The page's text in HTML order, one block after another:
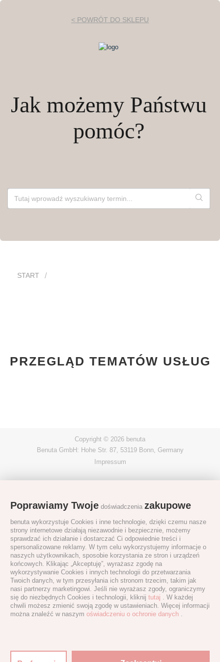
< POWRÓT DO SKLEPU
Jak możemy Państwu
pomóc?
START
PRZEGLĄD TEMATÓW USŁUG
Copyright © 2026 benuta
Benuta GmbH: Hohe Str. 87, 53119 Bonn, Germany
Impressum
Poprawiamy Twoje doświadczenia zakupowe
benuta wykorzystuje Cookies i inne technologie, dzięki czemu nasze
strony internetowe działają niezawodnie i bezpiecznie, możemy
sprawdzać ich działanie i dostarczać Ci odpowiednie treści i
spersonalizowane reklamy. W tym celu wykorzystujemy informacje o
naszych użytkownikach, sposobie korzystania ze stron i urządzeń
końcowych. Klikając „Akceptuję”, wyrażasz zgodę na
wykorzystywanie Cookies i innych technologii do przetwarzania
Twoich danych, w tym przesyłania ich stronom trzecim, takim jak
nasi partnerzy marketingowi. Jeśli nie wyrażasz zgody, ograniczymy
się do niezbędnych Cookies i technologii, kliknij tutaj . W każdej
chwili możesz zmienić swoją zgodę w ustawieniach. Więcej informacji
można znaleźć w naszym oświadczeniu o ochronie danych .